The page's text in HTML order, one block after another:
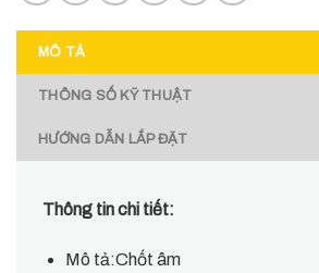
MÔ TẢ
THÔNG SỐ KỸ THUẬT
HƯỚNG DẪN LẮP ĐẶT
Thông tin chi tiết:
Mô tả:Chốt âm